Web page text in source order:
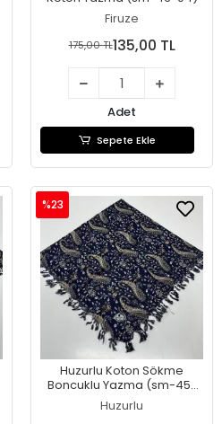
Firuze
175,00 TL135,00 TL
Adet
Sepete Ekle
Huzurlu Koton Sökme
Boncuklu Yazma (sm-45-
14)
Huzurlu
%23